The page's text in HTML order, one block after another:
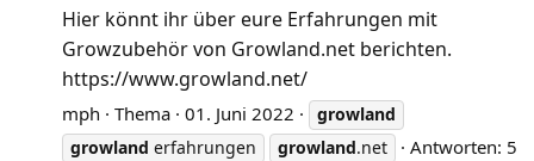
Hier könnt ihr über eure Erfahrungen mit
Growzubehör von Growland.net berichten.
https://www.growland.net/
mph Thema 01. Juni 2022
growland
growland erfahrungen growland.net
Antworten: 5